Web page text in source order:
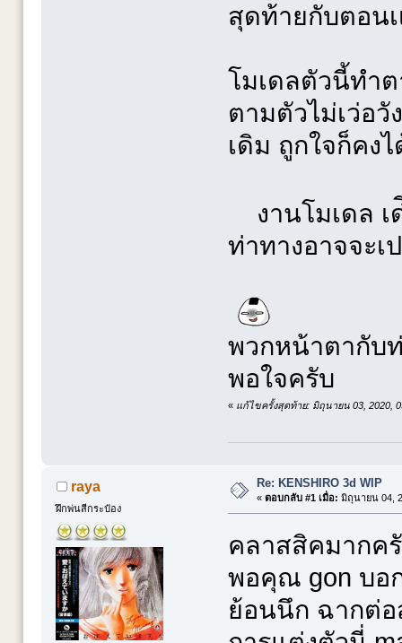
สุดท้ายกับตอน
โมเดลตัวนี้ทำต
ตามตัวไม่เว่อ
เดิม ถูกใจก็คง
งานโมเดล เ
ท่าทางอาจจะเ
พวกหน้าตากับท่
พอใจครับ
« แก้ไขครั้งสุดท้าย: มิถุนายน 03, 2020,
raya
ฝึกพ่นสีกระป๋อง
Re: KENSHIRO 3d WIP
« ตอบกลับ #1 เมื่อ: มิถุนายน 04,
คลาสสิคมากค
พอคุณ gon บอ
ย้อนนึก ฉากต่